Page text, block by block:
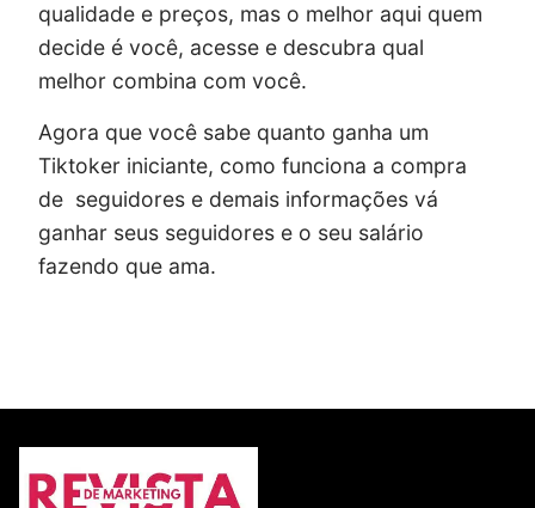
qualidade e preços, mas o melhor aqui quem
decide é você, acesse e descubra qual
melhor combina com você.
Agora que você sabe quanto ganha um
Tiktoker iniciante, como funciona a compra
de seguidores e demais informações vá
ganhar seus seguidores e o seu salário
fazendo que ama.